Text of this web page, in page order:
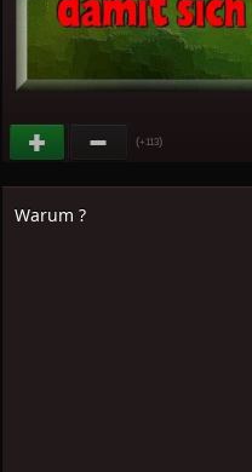
(+113)
Warum ?